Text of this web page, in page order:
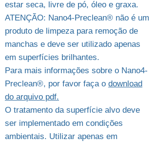
estar seca, livre de pó, óleo e graxa.
ATENÇÃO: Nano4-Preclean® não é um
produto de limpeza para remoção de
manchas e deve ser utilizado apenas
em superfícies brilhantes.
Para mais informações sobre o Nano4-
Preclean®, por favor faça o download
do arquivo pdf.
O tratamento da superfície alvo deve
ser implementado em condições
ambientais. Utilizar apenas em